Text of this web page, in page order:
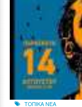
ΤΟΠΙΚΑ ΝΕΑ